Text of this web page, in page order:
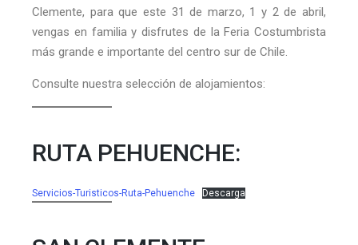
Clemente, para que este 31 de marzo, 1 y 2 de abril,
vengas en familia y disfrutes de la Feria Costumbrista
más grande e importante del centro sur de Chile.
Consulte nuestra selección de alojamientos:
RUTA PEHUENCHE:
Servicios-Turisticos-Ruta-Pehuenche Descarga